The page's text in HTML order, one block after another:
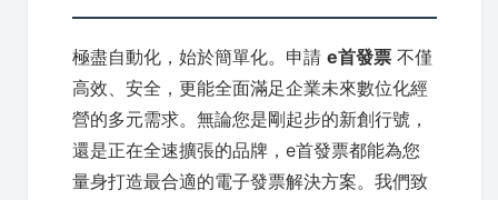
極盡自動化，始於簡單化。申請 e首發票 不僅
高效、安全，更能全面滿足企業未來數位化經
營的多元需求。無論您是剛起步的新創行號，
還是正在全速擴張的品牌，e首發票都能為您
量身打造最合適的電子發票解決方案。我們致